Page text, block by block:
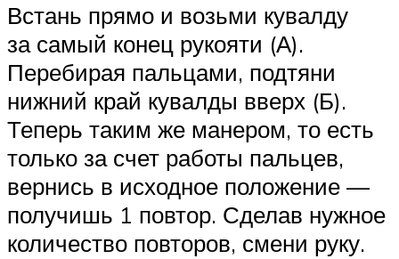
Встань прямо и возьми кувалду
за самый конец рукояти (А).
Перебирая пальцами, подтяни
нижний край кувалды вверх (Б).
Теперь таким же манером, то есть
только за счет работы пальцев,
вернись в исходное положение —
получишь 1 повтор. Сделав нужное
количество повторов, смени руку.